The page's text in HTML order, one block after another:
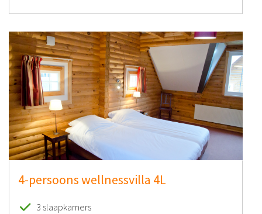
4-persoons wellnessvilla 4L
3 slaapkamers